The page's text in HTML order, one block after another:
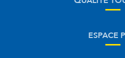
ESPACE